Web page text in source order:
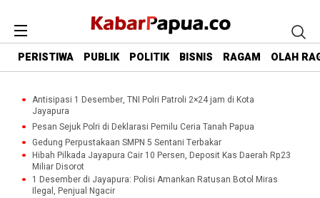
PERISTIWA PUBLIK POLITIK BISNIS RAGAM OLAH
Antisipasi 1 Desember, TNI Polri Patroli 2×24 jam di Kota
Jayapura
Pesan Sejuk Polri di Deklarasi Pemilu Ceria Tanah Papua
Gedung Perpustakaan SMPN 5 Sentani Terbakar
Hibah Pilkada Jayapura Cair 10 Persen, Deposit Kas Daerah Rp23
Miliar Disorot
1 Desember di Jayapura: Polisi Amankan Ratusan Botol Miras
Ilegal, Penjual Ngacir